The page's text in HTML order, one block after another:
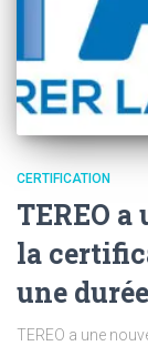
CERTIFICATION
TEREO
la
une
TEREO a une